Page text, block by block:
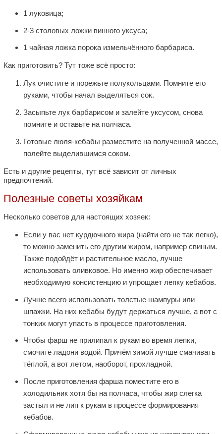
1 луковица;
2-3 столовых ложки винного уксуса;
1 чайная ложка порока измельчённого барбариса.
Как приготовить? Тут тоже всё просто:
Лук очистите и порежьте полукольцами. Помните его
руками, чтобы начал выделяться сок.
Засыпьте лук барбарисом и залейте уксусом, снова
помните и оставьте на полчаса.
Готовые люля-кебабы разместите на полученной массе,
полейте выделившимся соком.
Есть и другие рецепты, тут всё зависит от личных
предпочтений.
Полезные советы хозяйкам
Несколько советов для настоящих хозяек:
Если у вас нет курдючного жира (найти его не так легко),
то можно заменить его другим жиром, например свиным.
Также подойдёт и растительное масло, лучше
использовать оливковое. Но именно жир обеспечивает
необходимую консистенцию и упрощает лепку кебабов.
Лучше всего использовать толстые шампуры или
шпажки. На них кебабы будут держаться лучше, а вот с
тонких могут упасть в процессе приготовления.
Чтобы фарш не прилипал к рукам во время лепки,
смочите ладони водой. Причём зимой лучше смачивать
тёплой, а вот летом, наоборот, прохладной.
После приготовления фарша поместите его в
холодильник хотя бы на полчаса, чтобы жир слегка
застыл и не лип к рукам в процессе формирования
кебабов.